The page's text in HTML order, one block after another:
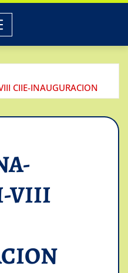
CIIE-INAUGURACION
VIII